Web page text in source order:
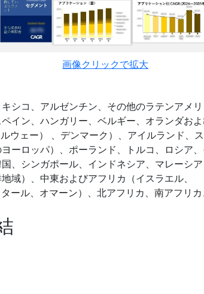
画像クリックで拡大
シコ、アルゼンチン、その他のラテンアメリ
イン、ハンガリー、ベルギー、オランダお
ウェー） 、デンマーク）、アイルランド、
ーロッパ）、ポーランド、トルコ、ロシア
、シンガポール、インドネシア、マレーシア
域）、中東およびアフリカ（イスラエル、
ール、オマーン）、北アフリカ、南アフリ